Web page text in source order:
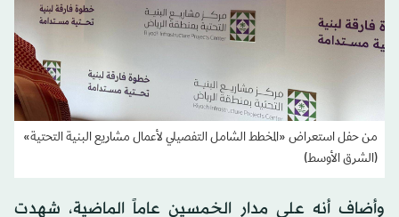
من حفل استعراض «المخطط الشامل التفصيلي لأعمال مشاريع البنية التحتية»
(الشرق الأوسط)
وأضاف أنه على مدار الخمسين عاماً الماضية، شهدت